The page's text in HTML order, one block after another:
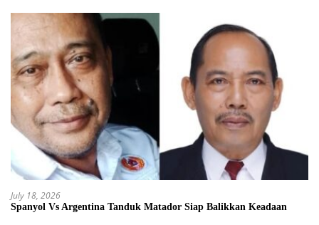
July 18, 2026
Spanyol Vs Argentina Tanduk Matador Siap Balikkan Keadaan